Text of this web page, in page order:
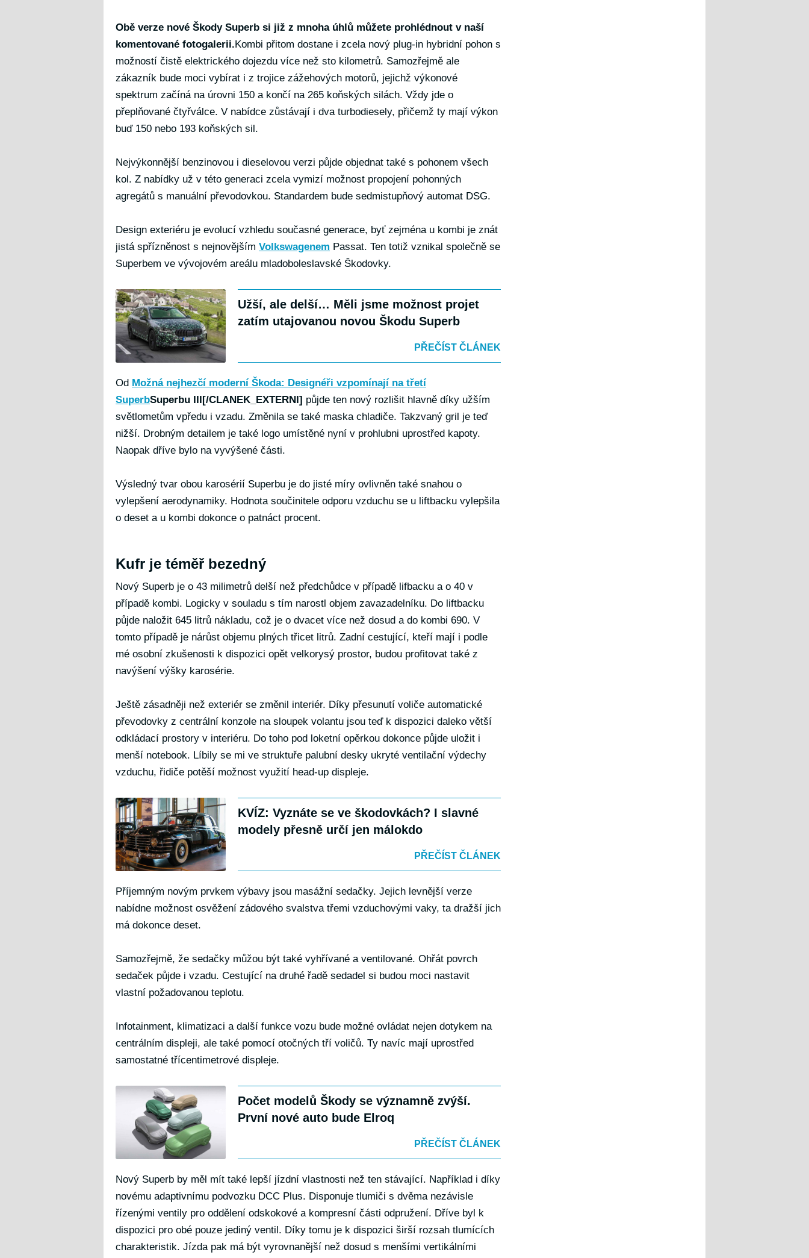
Obě verze nové Škody Superb si již z mnoha úhlů můžete prohlédnout v naší
komentované fotogalerii.Kombi přitom dostane i zcela nový plug-in hybridní pohon s
možností čistě elektrického dojezdu více než sto kilometrů. Samozřejmě ale
zákazník bude moci vybírat i z trojice zážehových motorů, jejichž výkonové
spektrum začíná na úrovni 150 a končí na 265 koňských silách. Vždy jde o
přeplňované čtyřválce. V nabídce zůstávají i dva turbodiesely, přičemž ty mají výkon
buď 150 nebo 193 koňských sil.
Nejvýkonnější benzinovou i dieselovou verzi půjde objednat také s pohonem všech
kol. Z nabídky už v této generaci zcela vymizí možnost propojení pohonných
agregátů s manuální převodovkou. Standardem bude sedmistupňový automat DSG.
Design exteriéru je evolucí vzhledu současné generace, byť zejména u kombi je znát
jistá spřízněnost s nejnovějším Volkswagenem Passat. Ten totiž vznikal společně se
Superbem ve vývojovém areálu mladoboleslavské Škodovky.
Užší, ale delší… Měli jsme možnost projet
zatím utajovanou novou Škodu Superb
PŘEČÍST ČLÁNEK
Od Možná nejhezčí moderní Škoda: Designéři vzpomínají na třetí
SuperbSuperbu III[/CLANEK_EXTERNI] půjde ten nový rozlišit hlavně díky užším
světlometům vpředu i vzadu. Změnila se také maska chladiče. Takzvaný gril je teď
nižší. Drobným detailem je také logo umístěné nyní v prohlubni uprostřed kapoty.
Naopak dříve bylo na vyvýšené části.
Výsledný tvar obou karosérií Superbu je do jisté míry ovlivněn také snahou o
vylepšení aerodynamiky. Hodnota součinitele odporu vzduchu se u liftbacku vylepšila
o deset a u kombi dokonce o patnáct procent.
Kufr je téměř bezedný
Nový Superb je o 43 milimetrů delší než předchůdce v případě lifbacku a o 40 v
případě kombi. Logicky v souladu s tím narostl objem zavazadelníku. Do liftbacku
půjde naložit 645 litrů nákladu, což je o dvacet více než dosud a do kombi 690. V
tomto případě je nárůst objemu plných třicet litrů. Zadní cestující, kteří mají i podle
mé osobní zkušenosti k dispozici opět velkorysý prostor, budou profitovat také z
navýšení výšky karosérie.
Ještě zásadněji než exteriér se změnil interiér. Díky přesunutí voliče automatické
převodovky z centrální konzole na sloupek volantu jsou teď k dispozici daleko větší
odkládací prostory v interiéru. Do toho pod loketní opěrkou dokonce půjde uložit i
menší notebook. Líbily se mi ve struktuře palubní desky ukryté ventilační výdechy
vzduchu, řidiče potěší možnost využití head-up displeje.
KVÍZ: Vyznáte se ve škodovkách? I slavné
modely přesně určí jen málokdo
PŘEČÍST ČLÁNEK
Příjemným novým prvkem výbavy jsou masážní sedačky. Jejich levnější verze
nabídne možnost osvěžení zádového svalstva třemi vzduchovými vaky, ta dražší jich
má dokonce deset.
Samozřejmě, že sedačky můžou být také vyhřívané a ventilované. Ohřát povrch
sedaček půjde i vzadu. Cestující na druhé řadě sedadel si budou moci nastavit
vlastní požadovanou teplotu.
Infotainment, klimatizaci a další funkce vozu bude možné ovládat nejen dotykem na
centrálním displeji, ale také pomocí otočných tří voličů. Ty navíc mají uprostřed
samostatné třícentimetrové displeje.
Počet modelů Škody se významně zvýší.
První nové auto bude Elroq
PŘEČÍST ČLÁNEK
Nový Superb by měl mít také lepší jízdní vlastnosti než ten stávající. Například i díky
novému adaptivnímu podvozku DCC Plus. Disponuje tlumiči s dvěma nezávisle
řízenými ventily pro oddělení odskokové a kompresní části odpružení. Dříve byl k
dispozici pro obé pouze jediný ventil. Díky tomu je k dispozici širší rozsah tlumících
charakteristik. Jízda pak má být vyrovnanější než dosud s menšími vertikálními